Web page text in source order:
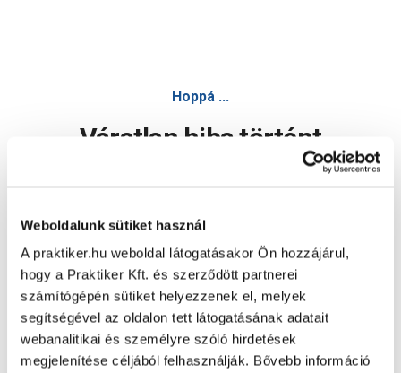
Weboldalunk sütiket használ
A praktiker.hu weboldal látogatásakor Ön hozzájárul,
hogy a Praktiker Kft. és szerződött partnerei
számítógépén sütiket helyezzenek el, melyek
segítségével az oldalon tett látogatásának adatait
webanalitikai és személyre szóló hirdetések
megjelenítése céljából felhasználják. Bővebb információ
Hoppá ...
Váratlan hiba történt
Oldal újratöltése